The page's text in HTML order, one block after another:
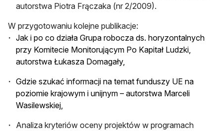
autorstwa Piotra Frączaka (nr 2/2009).
W przygotowaniu kolejne publikacje:
Jak i po co działa Grupa robocza ds. horyzontalnych
przy Komitecie Monitorującym Po Kapitał Ludzki,
autorstwa Łukasza Domagały,
Gdzie szukać informacji na temat funduszy UE na
poziomie krajowym i unijnym – autorstwa Marceli
Wasilewskiej,
Analiza kryteriów oceny projektów w programach